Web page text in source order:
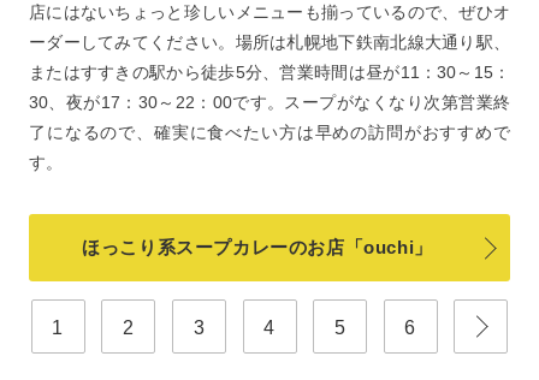
店にはないちょっと珍しいメニューも揃っているので、ぜひオ
ーダーしてみてください。場所は札幌地下鉄南北線大通り駅、
またはすすきの駅から徒歩5分、営業時間は昼が11：30～15：
30、夜が17：30～22：00です。スープがなくなり次第営業終
了になるので、確実に食べたい方は早めの訪問がおすすめで
す。
ほっこり系スープカレーのお店「ouchi」
1 2 3 4 5 6